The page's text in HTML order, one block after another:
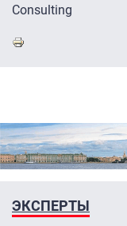
Consulting
ЭКСПЕРТЫ